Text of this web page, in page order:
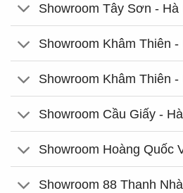
Showroom Tây Sơn - Hà
Showroom Khâm Thiên -
Showroom Khâm Thiên -
Showroom Cầu Giấy -
Showroom Hoàng Quốc
Showroom 88 Thanh